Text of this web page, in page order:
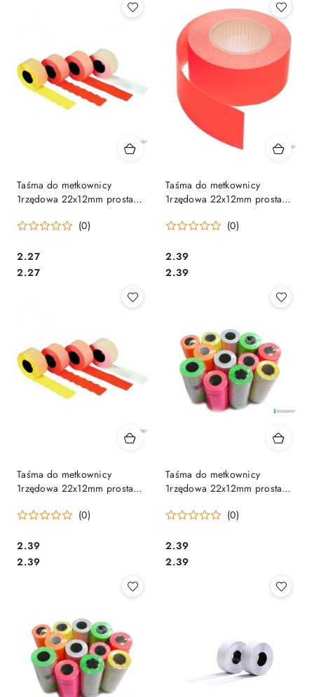
Taśma do metkownicy
1rzędowa 22x12mm prosta
(0)
Cena:
2.27
Cena:
2.27
Taśma do metkownicy
1rzędowa 22x12mm prosta
(0)
Cena:
2.39
Cena:
2.39
Taśma do metkownicy
1rzędowa 22x12mm prosta
(0)
Cena:
2.39
Cena:
2.39
Taśma do metkownicy
1rzędowa 22x12mm prosta
(0)
Cena:
2.39
Cena:
2.39